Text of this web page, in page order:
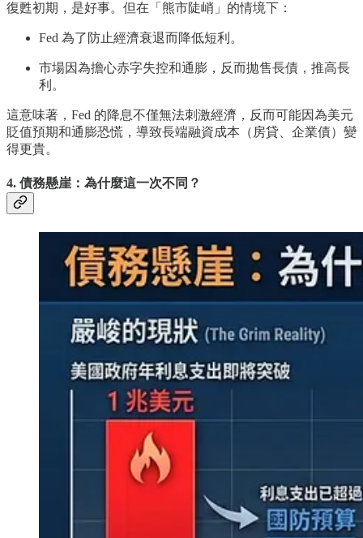
復甦初期，是好事。但在「熊市陡峭」的情境下：
Fed 為了防止經濟衰退而降低短利。
市場因為擔心赤字失控和通膨，反而拋售長債，推高長
利。
這意味著，Fed 的降息不僅無法刺激經濟，反而可能因為美元
貶值預期和通膨恐慌，導致長端融資成本（房貸、企業債）變
得更貴。
4. 債務懸崖：為什麼這一次不同？